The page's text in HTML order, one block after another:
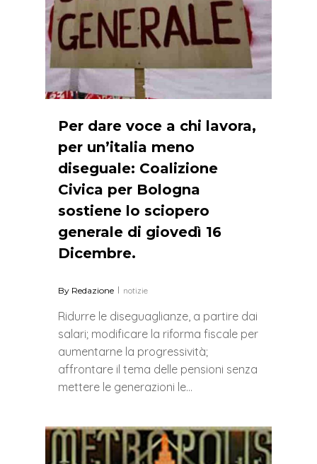
Per dare voce a chi lavora,
per un’italia meno
diseguale: Coalizione
Civica per Bologna
sostiene lo sciopero
generale di giovedì 16
Dicembre.
By Redazione notizie
Ridurre le diseguaglianze, a partire dai
salari; modificare la riforma fiscale per
aumentarne la progressività;
affrontare il tema delle pensioni senza
mettere le generazioni le…
0